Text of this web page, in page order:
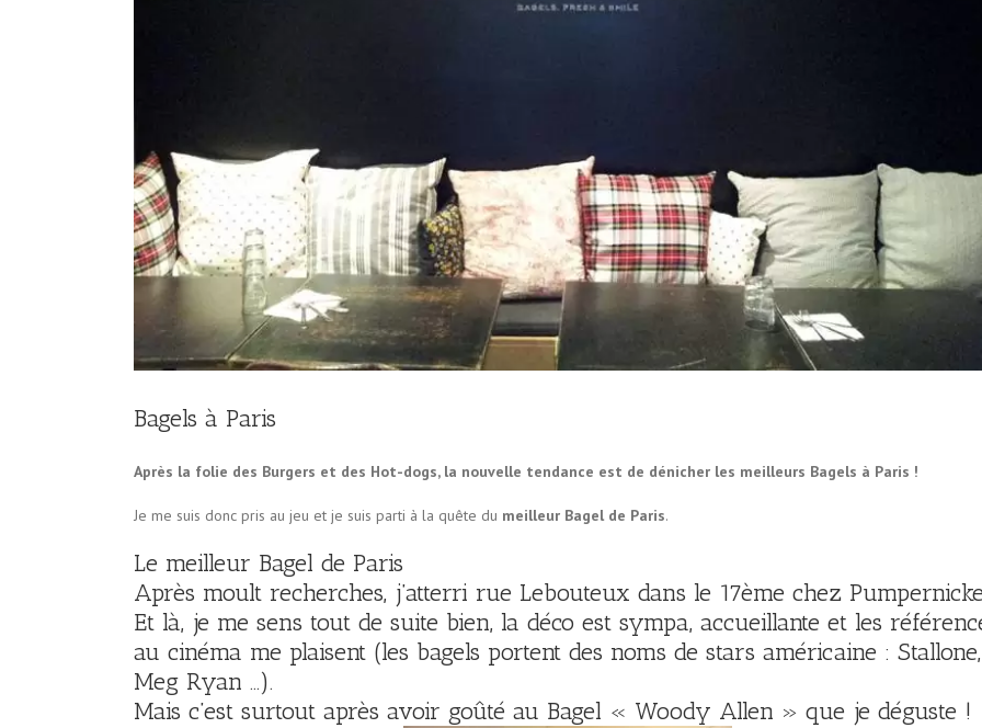
Bagels à Paris
Après la folie des Burgers et des Hot-dogs, la nouvelle tendance est de dénicher les meilleurs Bagels à Paris !
Je me suis donc pris au jeu et je suis parti à la quête du meilleur Bagel de Paris.
Le meilleur Bagel de Paris
Après moult recherches, j’atterri rue Lebouteux dans le 17ème chez
Et là, je me sens tout de suite bien, la déco est sympa, accueillante et les
au cinéma me plaisent (les bagels portent des noms de stars américaine : Stallone,
Meg Ryan …).
Mais c’est surtout après avoir goûté au Bagel « Woody Allen » que je déguste !